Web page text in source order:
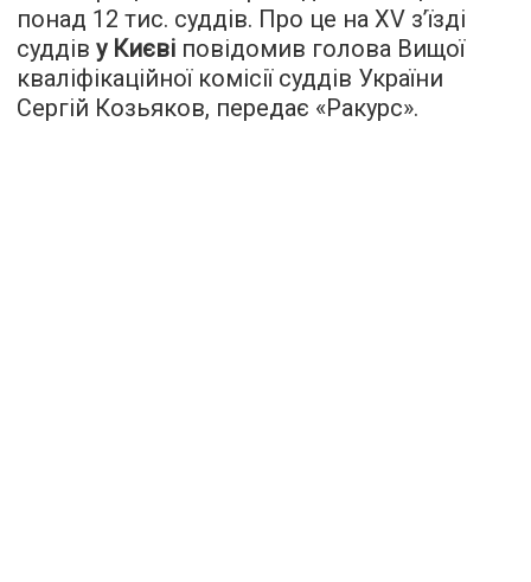
понад 12 тис. суддів. Про це на XV з’їзді
суддів у Києві повідомив голова Вищої
кваліфікаційної комісії суддів України
Сергій Козьяков, передає «Ракурс».